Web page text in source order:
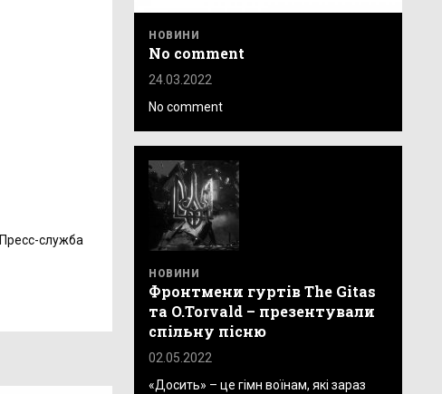
Пресс-служба
НОВИНИ
No comment
24.03.2022
No comment
НОВИНИ
Фронтмени гуртів The Gitas
та O.Torvald – презентували
спільну пісню
02.05.2022
«Досить» – це гімн воїнам, які зараз